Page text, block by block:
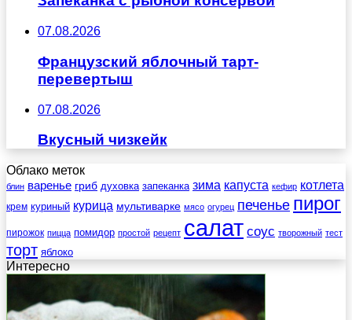
07.08.2026
Французский яблочный тарт-
перевертыш
07.08.2026
Вкусный чизкейк
Облако меток
блин варенье гриб духовка запеканка зима капуста кефир котлета
крем куриный курица мультиварке мясо огурец печенье пирог
пирожок пицца помидор простой рецепт салат соус творожный тест
торт яблоко
Интересно